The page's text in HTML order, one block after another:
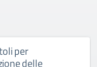
per
delle